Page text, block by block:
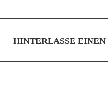
HINTERLASSE